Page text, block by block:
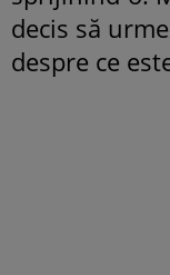
decis să
despre ce